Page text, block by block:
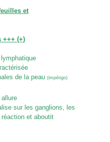
et
+++ (+)
de la peau (impétigo)
sur les ganglions, les
et aboutit